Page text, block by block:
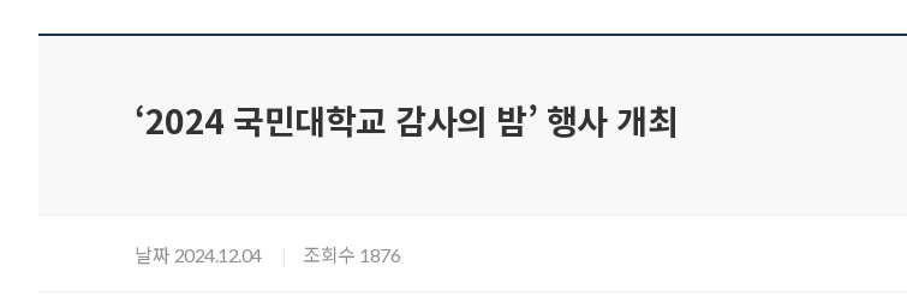
‘2024 국민대학교 감사의 밤’ 행사 개최
날짜 2024.12.04 조회수 1876